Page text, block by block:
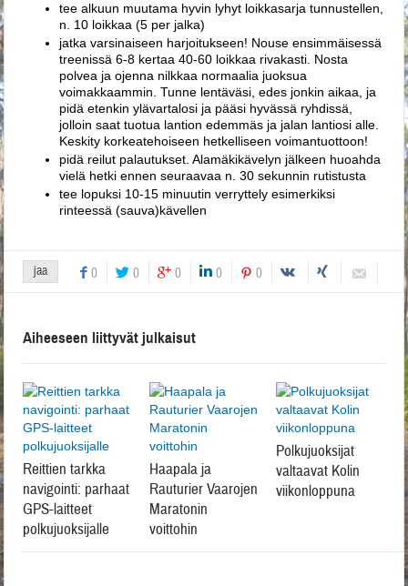
tee alkuun muutama hyvin lyhyt loikkasarja tunnustellen,
n. 10 loikkaa (5 per jalka)
jatka varsinaiseen harjoitukseen! Nouse ensimmäisessä
treenissä 6-8 kertaa 40-60 loikkaa rivakasti. Nosta
polvea ja ojenna nilkkaa normaalia juoksua
voimakkaammin. Tunne lentäväsi, edes jonkin aikaa, ja
pidä etenkin ylävartalosi ja pääsi hyvässä ryhdissä,
jolloin saat tuotua lantion edemmäs ja jalan lantiosi alle.
Keskity korkeatehoiseen hetkelliseen voimantuottoon!
pidä reilut palautukset. Alamäkikävelyn jälkeen huoahda
vielä hetki ennen seuraavaa n. 30 sekunnin rutistusta
tee lopuksi 10-15 minuutin verryttely esimerkiksi
rinteessä (sauva)kävellen
jaa 0 0 0 0 0
Aiheeseen liittyvät julkaisut
Reittien tarkka
navigointi: parhaat
GPS-laitteet
polkujuoksijalle
Haapala ja
Rauturier Vaarojen
Maratonin
voittohin
Polkujuoksijat
valtaavat Kolin
viikonloppuna